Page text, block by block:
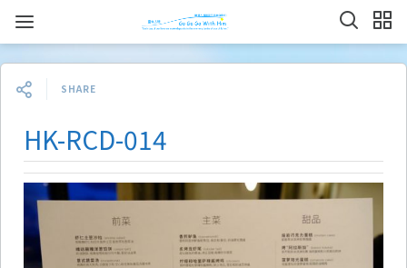
SHARE
HK-RCD-014